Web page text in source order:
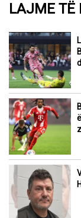
LAJME TË